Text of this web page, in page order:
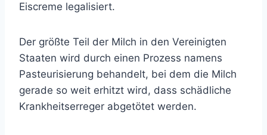
Eiscreme legalisiert.
Der größte Teil der Milch in den Vereinigten
Staaten wird durch einen Prozess namens
Pasteurisierung behandelt, bei dem die Milch
gerade so weit erhitzt wird, dass schädliche
Krankheitserreger abgetötet werden.